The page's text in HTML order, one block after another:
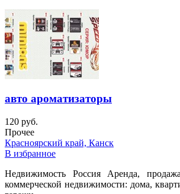
авто ароматизаторы
120 руб.
Прочее
Красноярский край, Канск
В избранное
Недвижимость Россия Аренда,
коммерческой недвижимости: дома,